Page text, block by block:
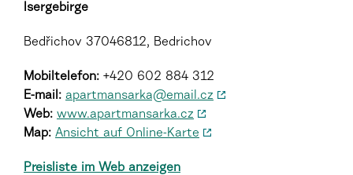
Isergebirge
Bedřichov 37046812, Bedrichov
Mobiltelefon: +420 602 884 312
E-mail: apartmansarka@email.cz
Web: www.apartmansarka.cz
Map: Ansicht auf Online-Karte
Preisliste im Web anzeigen